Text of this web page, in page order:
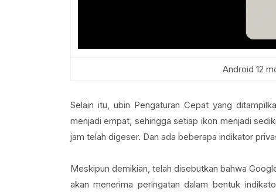
Android 12
Selain itu, ubin Pengaturan Cepat yang
menjadi empat, sehingga setiap ikon menjadi
jam telah digeser. Dan ada beberapa indikator
Meskipun demikian, telah disebutkan bahwa
akan menerima peringatan dalam bentuk